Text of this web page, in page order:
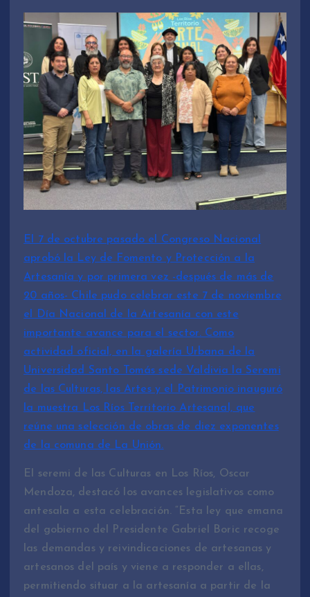
El 7 de octubre pasado el Congreso Nacional
aprobó la Ley de Fomento y Protección a la
Artesanía y por primera vez -después de más de
20 años- Chile pudo celebrar este 7 de noviembre
el Día Nacional de la Artesanía con este
importante avance para el sector. Como
actividad oficial, en la galería Urbana de la
Universidad Santo Tomás sede Valdivia la Seremi
de las Culturas, las Artes y el Patrimonio inauguró
la muestra Los Ríos Territorio Artesanal, que
reúne una selección de obras de diez exponentes
de la comuna de La Unión.
El seremi de las Culturas en Los Ríos, Oscar
Mendoza, destacó los avances legislativos como
antesala a esta celebración. “Esta ley que emana
del gobierno del Presidente Gabriel Boric recoge
las demandas y reivindicaciones de artesanas y
artesanos del país y viene a responder a ellas,
permitiendo situar a la artesanía a partir de la